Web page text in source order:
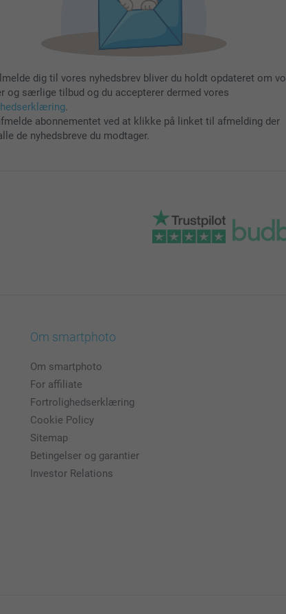
dig til vores nyhedsbrev bliver du holdt opdateret om
og særlige tilbud og du accepterer dermed vores
.
abonnementet ved at klikke på linket til afmelding der
de nyhedsbreve du modtager.
Om smartphoto
Om smartphoto
For affiliate
Fortrolighedserklæring
Cookie Policy
Sitemap
Betingelser og garantier
Investor Relations